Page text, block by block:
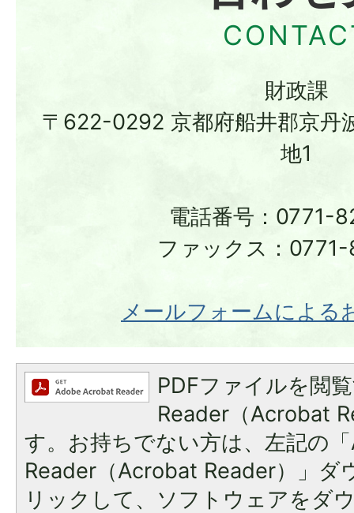
財政課
〒622-0292 京都府船井郡京丹
地1
電話番号：0771-
ファックス：
メールフォームによる
PDFファイルを閲
Reader（Acrobat
す。お持ちでない方は、左記の
Reader（Acrobat Reader）」ダ
リックして、ソフトウェアをダ